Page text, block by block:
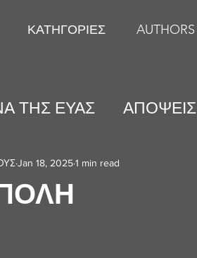
ΚΑΤΗΓΟΡΙΕΣ AUTHORS
ΤΗΣ ΕΥΑΣ ΑΠΟΨΕΙΣ
ΤΕΧΝΕΣ
Jan 18, 20251 min read